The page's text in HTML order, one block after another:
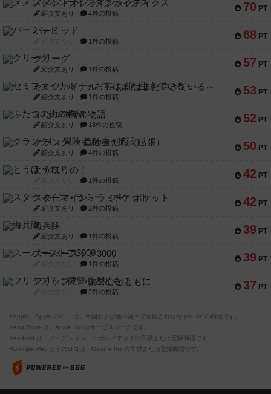
70 PT
メメントオンラインタクティクス
紹介文あり 4件の投稿
68 PT
パーミッド
1件の投稿
57 PT
クリーグ
紹介文あり 1件の投稿
53 PT
セミファイナル ～お前はまだ生きている～
紹介文あり 1件の投稿
52 PT
ふたつの街の物語
紹介文あり 18件の投稿
50 PT
クランク! ：冒険者たち（拡張）
紹介文あり 4件の投稿
42 PT
とうほうの！
1件の投稿
42 PT
スターマイン・ラミー ポケット
紹介文あり 2件の投稿
39 PT
海兵隊
紹介文あり 1件の投稿
39 PT
スーパーストア3000
1件の投稿
37 PT
フリップ７：復讐心とともに
2件の投稿
※Apple、Apple のロゴ は、米国および他の国々で登録されたApple Inc.の商標です。
※App Store は、Apple Inc.のサービスマークです。
※Android は、グーグル インコーポレイテッドの商標または登録商標です。
※Google Play とそのロゴは、Google Inc.の商標または登録商標です。